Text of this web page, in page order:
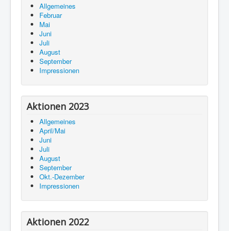
Allgemeines
Februar
Mai
Juni
Juli
August
September
Impressionen
Aktionen 2023
Allgemeines
April/Mai
Juni
Juli
August
September
Okt.-Dezember
Impressionen
Aktionen 2022